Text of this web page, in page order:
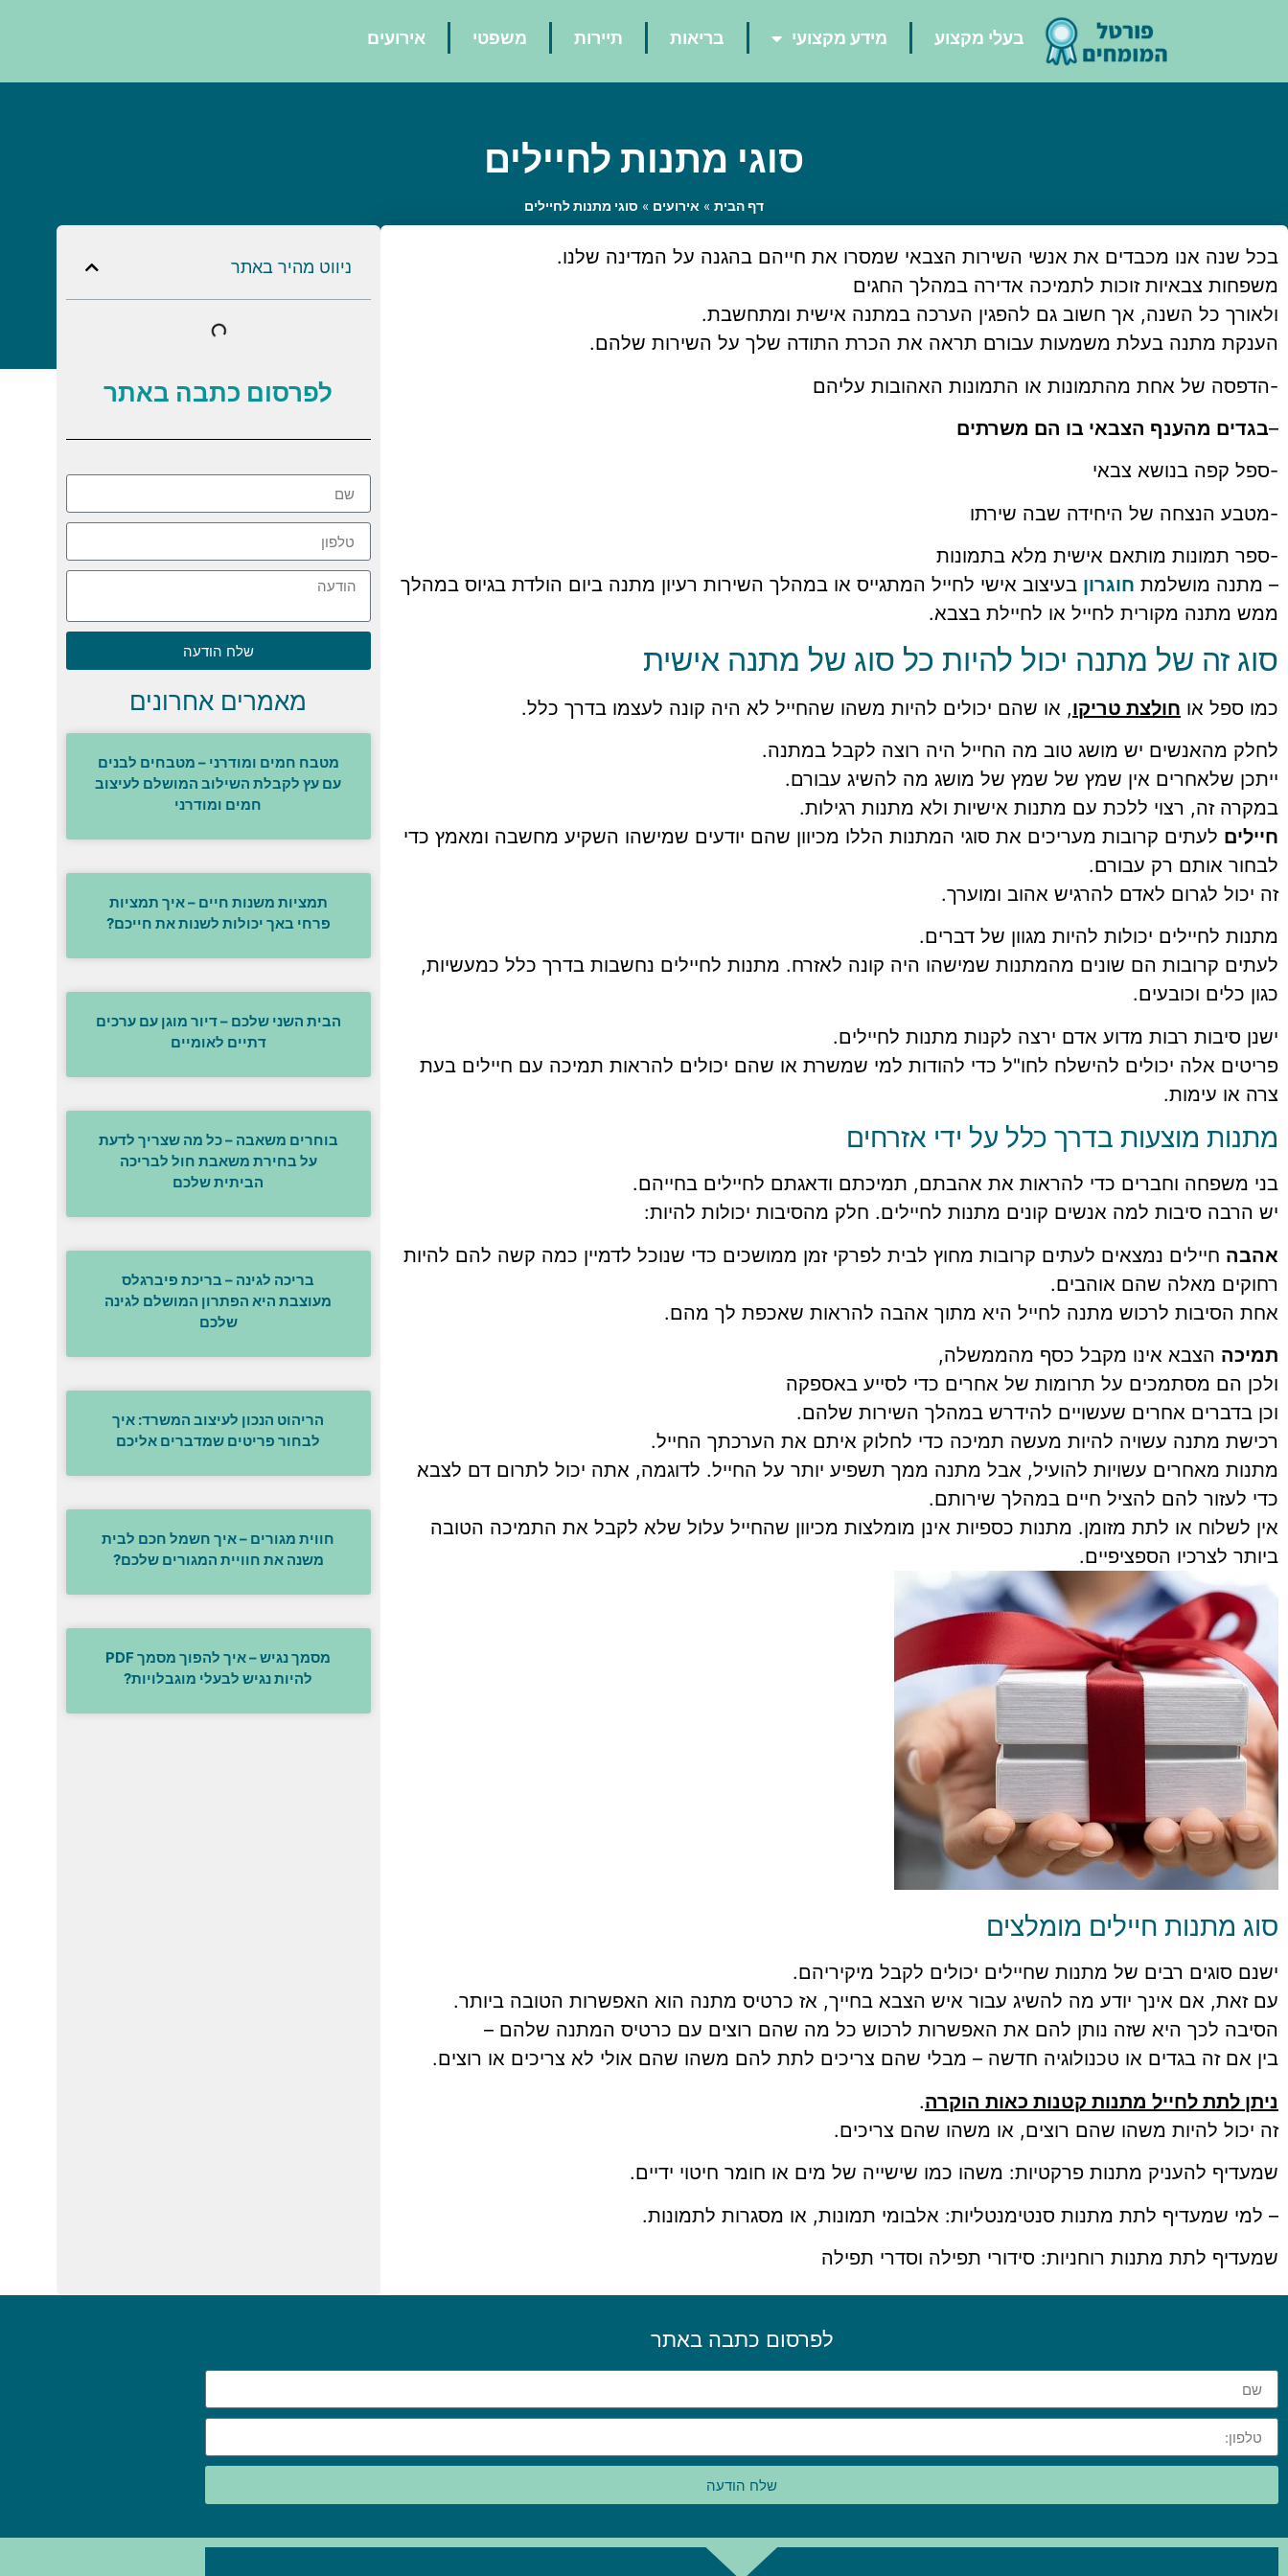
בעלי מקצוע מידע מקצועי בריאות תיירות משפטי אירועים
סוגי מתנות לחיילים
דף הבית » אירועים » סוגי מתנות לחיילים
בכל שנה אנו מכבדים את אנשי השירות הצבאי שמסרו את חייהם בהגנה על המדינה שלנו.
משפחות צבאיות זוכות לתמיכה אדירה במהלך החגים
ולאורך כל השנה, אך חשוב גם להפגין הערכה במתנה אישית ומתחשבת.
הענקת מתנה בעלת משמעות עבורם תראה את הכרת התודה שלך על השירות שלהם.
-הדפסה של אחת מהתמונות או התמונות האהובות עליהם
–בגדים מהענף הצבאי בו הם משרתים
-ספל קפה בנושא צבאי
-מטבע הנצחה של היחידה שבה שירתו
-ספר תמונות מותאם אישית מלא בתמונות
– מתנה מושלמת חוגרון בעיצוב אישי לחייל המתגייס או במהלך השירות רעיון מתנה ביום הולדת בגיוס במהלך
ממש מתנה מקורית לחייל או לחיילת בצבא.
סוג זה של מתנה יכול להיות כל סוג של מתנה אישית
כמו ספל או חולצת טריקו, או שהם יכולים להיות משהו שהחייל לא היה קונה לעצמו בדרך כלל.
לחלק מהאנשים יש מושג טוב מה החייל היה רוצה לקבל במתנה.
ייתכן שלאחרים אין שמץ של שמץ של מושג מה להשיג עבורם.
במקרה זה, רצוי ללכת עם מתנות אישיות ולא מתנות רגילות.
חיילים לעתים קרובות מעריכים את סוגי המתנות הללו מכיוון שהם יודעים שמישהו השקיע מחשבה ומאמץ כדי
לבחור אותם רק עבורם.
זה יכול לגרום לאדם להרגיש אהוב ומוערך.
מתנות לחיילים יכולות להיות מגוון של דברים.
לעתים קרובות הם שונים מהמתנות שמישהו היה קונה לאזרח. מתנות לחיילים נחשבות בדרך כלל כמעשיות,
כגון כלים וכובעים.
ישנן סיבות רבות מדוע אדם ירצה לקנות מתנות לחיילים.
פריטים אלה יכולים להישלח לחו"ל כדי להודות למי שמשרת או שהם יכולים להראות תמיכה עם חיילים בעת
צרה או עימות.
מתנות מוצעות בדרך כלל על ידי אזרחים
בני משפחה וחברים כדי להראות את אהבתם, תמיכתם ודאגתם לחיילים בחייהם.
יש הרבה סיבות למה אנשים קונים מתנות לחיילים. חלק מהסיבות יכולות להיות:
אהבה חיילים נמצאים לעתים קרובות מחוץ לבית לפרקי זמן ממושכים כדי שנוכל לדמיין כמה קשה להם להיות
רחוקים מאלה שהם אוהבים.
אחת הסיבות לרכוש מתנה לחייל היא מתוך אהבה להראות שאכפת לך מהם.
תמיכה הצבא אינו מקבל כסף מהממשלה,
ולכן הם מסתמכים על תרומות של אחרים כדי לסייע באספקה
וכן בדברים אחרים שעשויים להידרש במהלך השירות שלהם.
רכישת מתנה עשויה להיות מעשה תמיכה כדי לחלוק איתם את הערכתך החייל.
מתנות מאחרים עשויות להועיל, אבל מתנה ממך תשפיע יותר על החייל. לדוגמה, אתה יכול לתרום דם לצבא
כדי לעזור להם להציל חיים במהלך שירותם.
אין לשלוח או לתת מזומן. מתנות כספיות אינן מומלצות מכיוון שהחייל עלול שלא לקבל את התמיכה הטובה
ביותר לצרכיו הספציפיים.
סוג מתנות חיילים מומלצים
ישנם סוגים רבים של מתנות שחיילים יכולים לקבל מיקיריהם.
עם זאת, אם אינך יודע מה להשיג עבור איש הצבא בחייך, אז כרטיס מתנה הוא האפשרות הטובה ביותר.
הסיבה לכך היא שזה נותן להם את האפשרות לרכוש כל מה שהם רוצים עם כרטיס המתנה שלהם –
בין אם זה בגדים או טכנולוגיה חדשה – מבלי שהם צריכים לתת להם משהו שהם אולי לא צריכים או רוצים.
ניתן לתת לחייל מתנות קטנות כאות הוקרה.
זה יכול להיות משהו שהם רוצים, או משהו שהם צריכים.
שמעדיף להעניק מתנות פרקטיות: משהו כמו שישייה של מים או חומר חיטוי ידיים.
– למי שמעדיף לתת מתנות סנטימנטליות: אלבומי תמונות, או מסגרות לתמונות.
שמעדיף לתת מתנות רוחניות: סידורי תפילה וסדרי תפילה
ניווט מהיר באתר
לפרסום כתבה באתר
שלח הודעה
מאמרים אחרונים
מטבח חמים ומודרני – מטבחים לבנים
עם עץ לקבלת השילוב המושלם לעיצוב
חמים ומודרני
תמציות משנות חיים – איך תמציות
פרחי באך יכולות לשנות את חייכם?
הבית השני שלכם – דיור מוגן עם ערכים
דתיים לאומיים
בוחרים משאבה – כל מה שצריך לדעת
על בחירת משאבת חול לבריכה
הביתית שלכם
בריכה לגינה – בריכת פיברגלס
מעוצבת היא הפתרון המושלם לגינה
שלכם
הריהוט הנכון לעיצוב המשרד: איך
לבחור פריטים שמדברים אליכם
חווית מגורים – איך חשמל חכם לבית
משנה את חוויית המגורים שלכם?
מסמך נגיש – איך להפוך מסמך PDF
להיות נגיש לבעלי מוגבלויות?
לפרסום כתבה באתר
שלח הודעה